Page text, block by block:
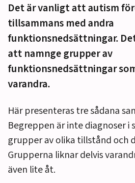
Det är vanligt att autism
tillsammans med andra
funktionsnedsättningar.
att namnge grupper av
funktionsnedsättningar
varandra.
Här presenteras tre sådana
Begreppen är inte diagnoser i
grupper av olika tillstånd och
Grupperna liknar delvis
även lite åt.